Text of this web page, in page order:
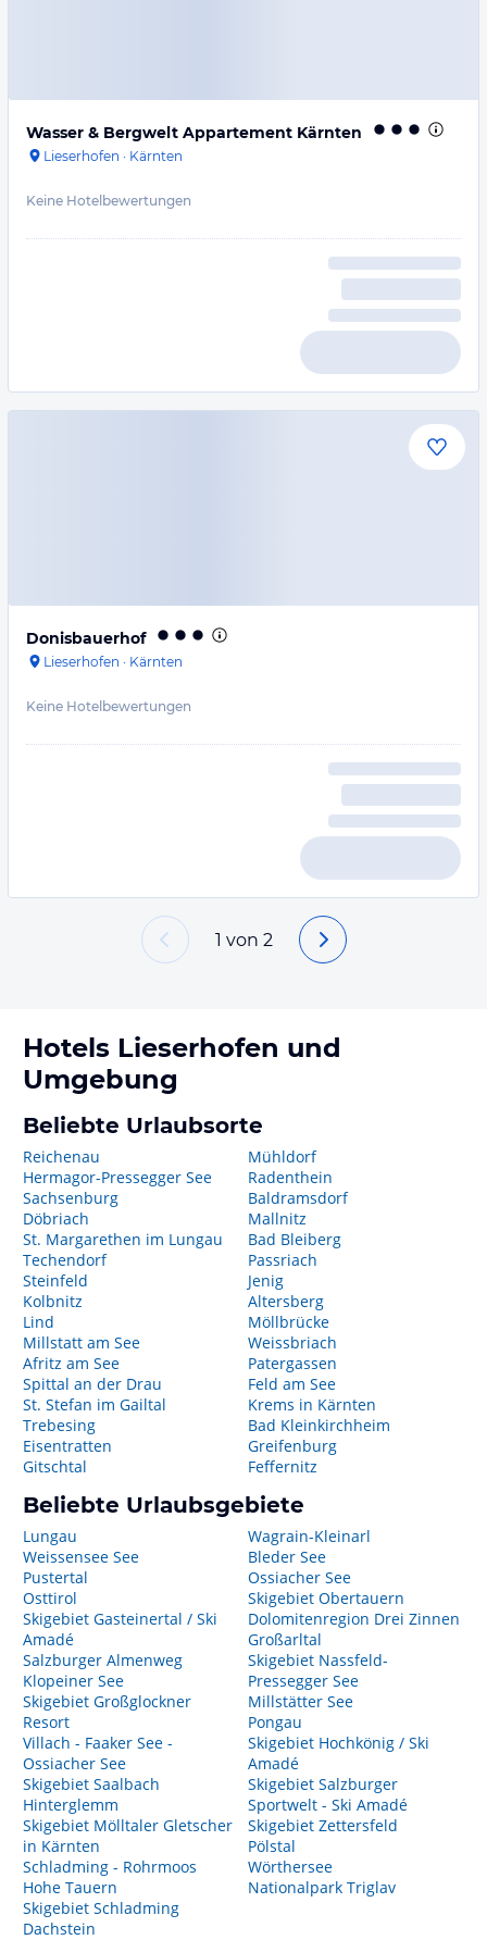
Wasser & Bergwelt Appartement Kärnten
Lieserhofen · Kärnten
Keine Hotelbewertungen
Donisbauerhof
Lieserhofen · Kärnten
Keine Hotelbewertungen
1 von 2
Hotels Lieserhofen und
Umgebung
Beliebte Urlaubsorte
Reichenau
Hermagor-Pressegger See
Sachsenburg
Döbriach
St. Margarethen im Lungau
Techendorf
Steinfeld
Kolbnitz
Lind
Millstatt am See
Afritz am See
Spittal an der Drau
St. Stefan im Gailtal
Trebesing
Eisentratten
Gitschtal
Mühldorf
Radenthein
Baldramsdorf
Mallnitz
Bad Bleiberg
Passriach
Jenig
Altersberg
Möllbrücke
Weissbriach
Patergassen
Feld am See
Krems in Kärnten
Bad Kleinkirchheim
Greifenburg
Feffernitz
Beliebte Urlaubsgebiete
Lungau
Weissensee See
Pustertal
Osttirol
Skigebiet Gasteinertal / Ski
Amadé
Salzburger Almenweg
Klopeiner See
Skigebiet Großglockner
Resort
Villach - Faaker See -
Ossiacher See
Skigebiet Saalbach
Hinterglemm
Skigebiet Mölltaler Gletscher
in Kärnten
Schladming - Rohrmoos
Hohe Tauern
Skigebiet Schladming
Dachstein
Wagrain-Kleinarl
Bleder See
Ossiacher See
Skigebiet Obertauern
Dolomitenregion Drei Zinnen
Großarltal
Skigebiet Nassfeld-
Pressegger See
Millstätter See
Pongau
Skigebiet Hochkönig / Ski
Amadé
Skigebiet Salzburger
Sportwelt - Ski Amadé
Skigebiet Zettersfeld
Pölstal
Wörthersee
Nationalpark Triglav